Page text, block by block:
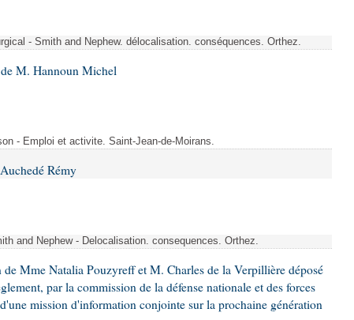
- Smith and Nephew. délocalisation. conséquences. Orthez.
de M. Hannoun Michel
- Emploi et activite. Saint-Jean-de-Moirans.
Rémy
and Nephew - Delocalisation. consequences. Orthez.
Mme Natalia Pouzyreff et M. Charles de la Verpillière déposé
par la commission de la défense nationale et des forces
mission d'information conjointe sur la prochaine génération